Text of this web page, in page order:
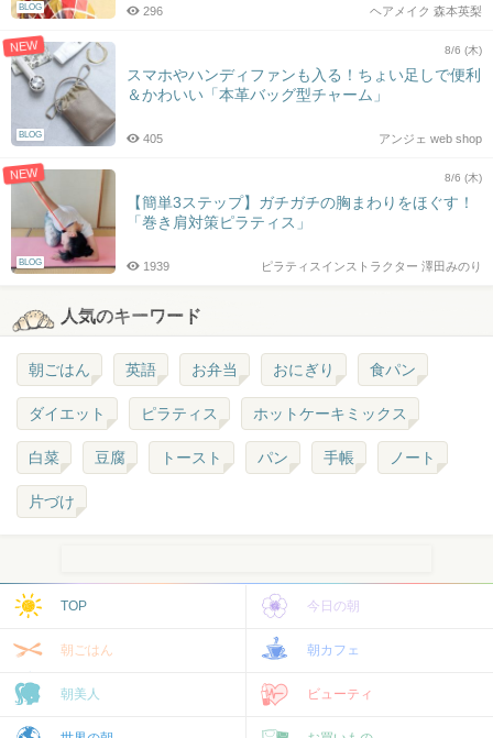
BLOG ヘアメイク 森本英梨
296
NEW
BLOG
8/6 (木)
スマホやハンディファンも入る！ちょい足しで便利
＆かわいい「本革バッグ型チャーム」
アンジェ web shop
405
NEW
BLOG
8/6 (木)
【簡単3ステップ】ガチガチの胸まわりをほぐす！
「巻き肩対策ピラティス」
ピラティスインストラクター 澤田みのり
1939
人気のキーワード
朝ごはん 英語 お弁当 おにぎり 食パン
ダイエット ピラティス ホットケーキミックス
白菜 豆腐 トースト パン 手帳 ノート
片づけ
TOP 今日の朝
朝ごはん 朝カフェ
朝美人 ビューティ